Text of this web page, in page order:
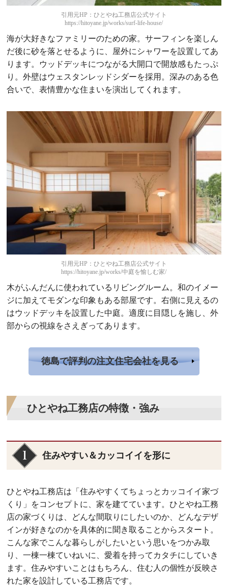
引用元HP：ひとやね工務店公式サイト
https://hitoyane.jp/works/surf-life-house/
海が大好きなファミリーのための家。サーフィンを楽しん
だ後に砂を落とせるように、屋外にシャワーを設置してあ
ります。ウッドデッキにつながる大開口で開放感もたっぷ
り。外壁はウェスタンレッドシダーを採用。深みのある色
合いで、表情豊かな住まいを演出してくれます。
引用元HP：ひとやね工務店公式サイト
https://hitoyane.jp/works/中庭を愉しむ家/
木がふんだんに使われているリビングルーム。和のイメー
ジに加えてモダンな印象もある部屋です。右側に見えるの
はウッドデッキを設置した中庭。適度に目隠しを施し、外
部からの視線をさえぎってあります。
徳島で評判の注文住宅会社を見る
ひとやね工務店の特徴・強み
住みやすい＆カッコイイを形に
ひとやね工務店は「住みやすくてちょっとカッコイイ家づ
くり」をコンセプトに、家を建てています。ひとやね工務
店の家づくりは、どんな間取りにしたいのか、どんなデザ
インが好きなのかを具体的に聞き取ることからスタート。
こんな家でこんな暮らしがしたいという思いをつかみ取
り、一棟一棟ていねいに、愛着を持ってカタチにしていき
ます。住みやすいことはもちろん、住む人の個性が反映さ
れた家を設計している工務店です。